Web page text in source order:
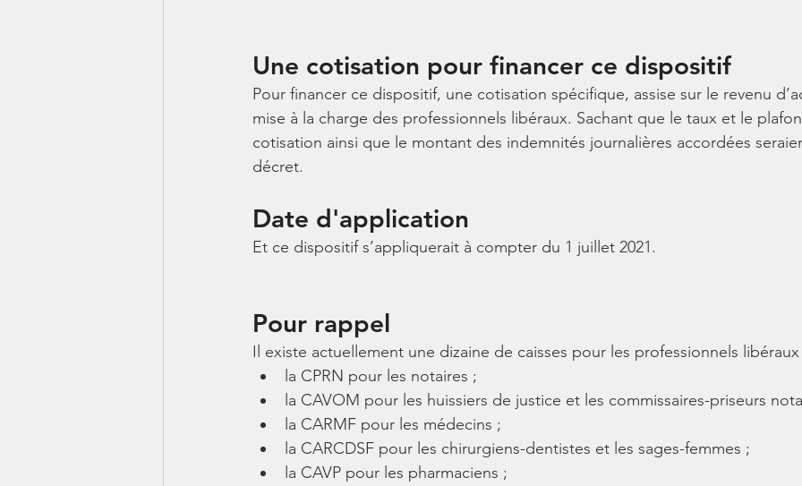
Une cotisation pour financer ce dispositif
Pour financer ce dispositif, une cotisation spécifique, assise sur le revenu
mise à la charge des professionnels libéraux. Sachant que le taux et le
cotisation ainsi que le montant des indemnités journalières accordées
décret.
Date d'application
Et ce dispositif s’appliquerait à compter du 1 juillet 2021.
Pour rappel
Il existe actuellement une dizaine de caisses pour les professionnels libéraux
la CPRN pour les notaires ;
la CAVOM pour les huissiers de justice et les commissaires-priseurs
la CARMF pour les médecins ;
la CARCDSF pour les chirurgiens-dentistes et les sages-femmes ;
la CAVP pour les pharmaciens ;